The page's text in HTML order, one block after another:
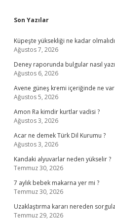
Sidebar
Son Yazılar
Küpeşte yüksekliği ne kadar
Ağustos 7, 2026
Deney raporunda bulgular nasıl
Ağustos 6, 2026
Avene güneş kremi içeriğinde ne var
Ağustos 5, 2026
Amon Ra kimdir kurtlar vadisi ?
Ağustos 3, 2026
Acar ne demek Türk Dil Kurumu ?
Ağustos 3, 2026
Kandaki alyuvarlar neden yükselir ?
Temmuz 30, 2026
7 aylık bebek makarna yer mi ?
Temmuz 30, 2026
Uzaklaştırma kararı nereden
Temmuz 29, 2026